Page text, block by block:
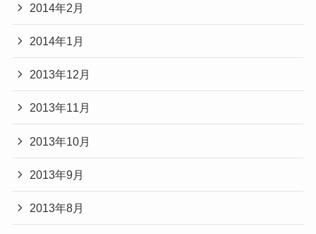
2014年2月
2014年1月
2013年12月
2013年11月
2013年10月
2013年9月
2013年8月